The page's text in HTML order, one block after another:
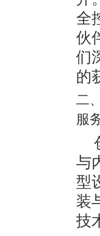
全
伙
们
的
二
服
与
型
装
技